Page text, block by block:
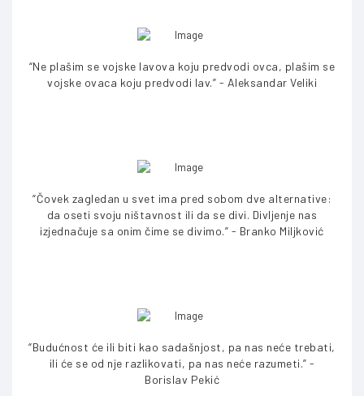
“Ne plašim se vojske lavova koju predvodi ovca, plašim se
vojske ovaca koju predvodi lav.” - Aleksandar Veliki
“Čovek zagledan u svet ima pred sobom dve alternative:
da oseti svoju ništavnost ili da se divi. Divljenje nas
izjednačuje sa onim čime se divimo.” - Branko Miljković
“Budućnost će ili biti kao sadašnjost, pa nas neće trebati,
ili će se od nje razlikovati, pa nas neće razumeti.” -
Borislav Pekić